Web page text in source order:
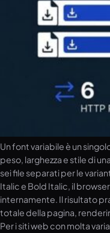
Un font variabile è un
peso, larghezza e stile di
sei file separati per le
Italic e Bold Italic, il
internamente. Il risultato
totale della pagina,
Per i siti web con molta